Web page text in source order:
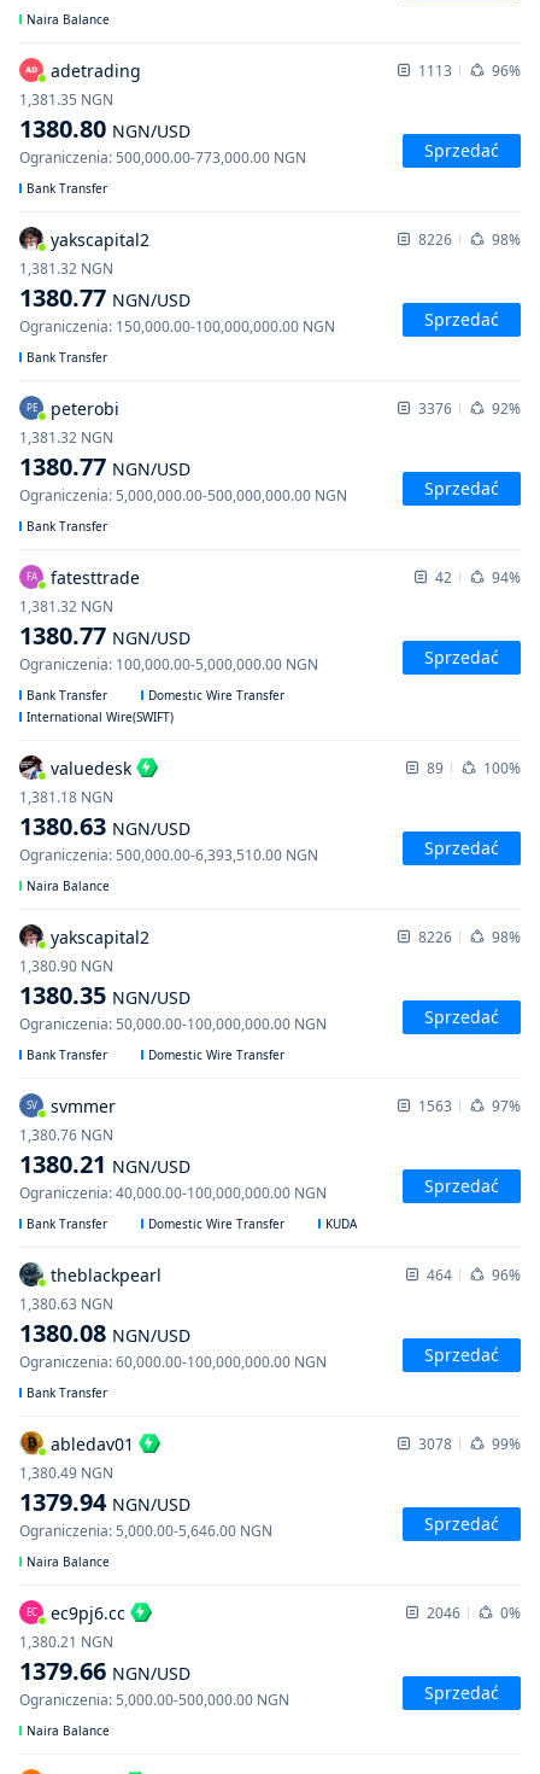
Naira Balance
adetrading 1113 96%
1380.80 NGN/USD
1,381.35 NGN
Ograniczenia:500,000.00-773,000.00 NGN Sprzedać
Bank Transfer
yakscapital2 8226 98%
1380.77 NGN/USD
1,381.32 NGN
Ograniczenia: 150,000.00-100,000,000.00 NGN Sprzedać
Bank Transfer
PE peterobi 3376 92%
1380.77 NGN/USD
1,381.32 NGN
Ograniczenia:5,000,000.00-500,000,000.00 NGN Sprzedać
Bank Transfer
FA fatesttrade 42 94%
1380.77 NGN/USD
1,381.32 NGN
Ograniczenia: 100,000.00-5,000,000.00 NGN Sprzedać
Bank Transfer
Domestic Wire Transfer
International Wire(SWIFT)
valuedesk 89 100%
1380.63 NGN/USD
1,381.18 NGN
Ograniczenia:500,000.00-6,393,510.00 NGN Sprzedać
Naira Balance
yakscapital2 8226 98%
1380.35 NGN/USD
1,380.90 NGN
Ograniczenia:50,000.00-100,000,000.00 NGN Sprzedać
Bank Transfer Domestic Wire Transfer
SV svmmer 1563 97%
1380.21 NGN/USD
1,380.76 NGN
Ograniczenia:40,000.00-100,000,000.00 NGN Sprzedać
Bank Transfer Domestic Wire Transfer KUDA
theblackpearl 464 96%
1380.08 NGN/USD
1,380.63 NGN
Ograniczenia:60,000.00-100,000,000.00 NGN Sprzedać
Bank Transfer
abledav01 3078 99%
1379.94 NGN/USD
1,380.49 NGN
Ograniczenia:5,000.00-5,646.00 NGN Sprzedać
Naira Balance
EC ec9pj6.cc 2046 0%
1379.66 NGN/USD
1,380.21 NGN
Ograniczenia:5,000.00-500,000.00 NGN Sprzedać
Naira Balance